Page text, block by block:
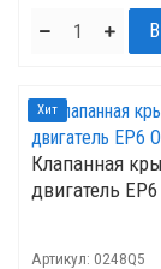
Хит
Клапанная
двигатель
Артикул: 0248Q5